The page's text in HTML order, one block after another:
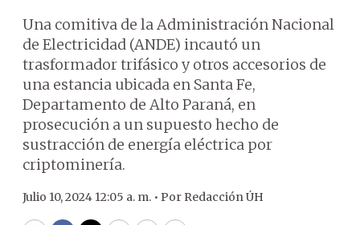
Una comitiva de la Administración Nacional
de Electricidad (ANDE) incautó un
trasformador trifásico y otros accesorios de
una estancia ubicada en Santa Fe,
Departamento de Alto Paraná, en
prosecución a un supuesto hecho de
sustracción de energía eléctrica por
criptominería.
Julio 10, 2024 12:05 a. m. • Por Redacción ÚH